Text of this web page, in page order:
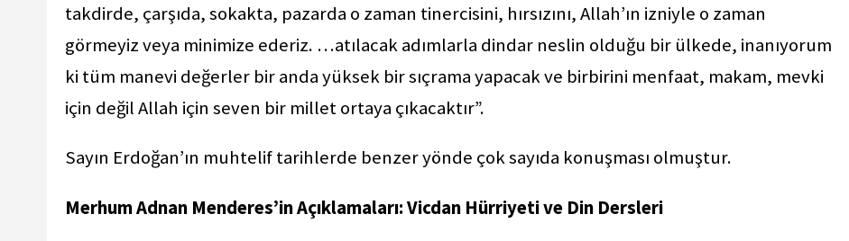
takdirde, çarşıda, sokakta, pazarda o zaman tinercisini, hırsızını, Allah’ın izniyle o zaman
görmeyiz veya minimize ederiz. …atılacak adımlarla dindar neslin olduğu bir ülkede, inanıyorum
ki tüm manevi değerler bir anda yüksek bir sıçrama yapacak ve birbirini menfaat, makam, mevki
için değil Allah için seven bir millet ortaya çıkacaktır”.
Sayın Erdoğan’ın muhtelif tarihlerde benzer yönde çok sayıda konuşması olmuştur.
Merhum Adnan Menderes’in Açıklamaları: Vicdan Hürriyeti ve Din Dersleri